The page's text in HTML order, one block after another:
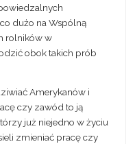
dużo na Wspólną
rolników w
obok takich prób
Amerykanów i
czy zawód to ją
już niejedno w życiu
zmieniać pracę czy